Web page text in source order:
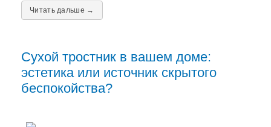
Читать дальше →
Сухой тростник в вашем доме:
эстетика или источник скрытого
беспокойства?